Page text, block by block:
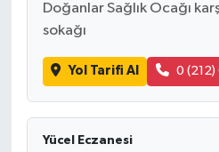
Doğanlar Sağlık Ocağı
sokağı
Yol Tarifi Al 0 (212)
Yücel Eczanesi